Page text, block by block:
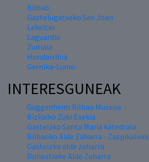
Bilbao
Gaztelugatxeko San Joan
Lekeitio
Laguardia
Zumaia
Hondarribia
Gernika-Lumo
INTERESGUNEAK
Guggenheim Bilbao Museoa
Bizkaiko Zubi Esekia
Gasteizko Santa Maria katedrala
Bilbaoko Alde Zaharra - Zazpikaleak
Gasteizko alde zaharra
Donostiako Alde Zaharra